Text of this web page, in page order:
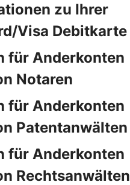
zu Ihrer
Visa Debitkarte
für Anderkonten
Notaren
für Anderkonten
Patentanwälten
für Anderkonten
Rechtsanwälten